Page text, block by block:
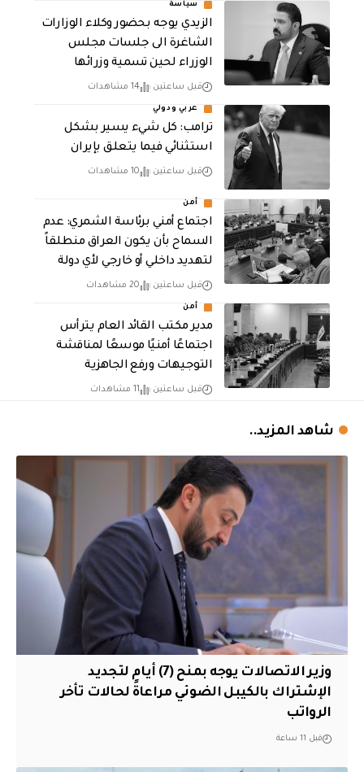
سياسة
الزيدي يوجه بحضور وكلاء الوزارات
الشاغرة الى جلسات مجلس
الوزراء لحين تسمية وزرائها
قبل ساعتين 14 مشاهدات
عربي ودولي
ترامب: كل شيء يسير بشكل
استثنائي فيما يتعلق بإيران
قبل ساعتين 10 مشاهدات
أمن
اجتماع أمني برئاسة الشمري: عدم
السماح بأن يكون العراق منطلقاً
لتهديد داخلي أو خارجي لأي دولة
قبل ساعتين 20 مشاهدات
أمن
مدير مكتب القائد العام يترأس
اجتماعًا أمنيًا موسعًا لمناقشة
التوجيهات ورفع الجاهزية
قبل ساعتين 11 مشاهدات
شاهد المزيد..
وزير الاتصالات يوجه بمنح (7) أيام لتجديد
الإشتراك بالكيبل الضوئي مراعاةً لحالات تأخر
الرواتب
قبل 11 ساعة